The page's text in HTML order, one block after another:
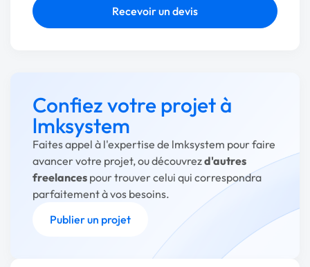
Recevoir un devis
Confiez votre projet à
lmksystem
Faites appel à l'expertise de lmksystem pour faire
avancer votre projet, ou découvrezd'autres
freelances pour trouver celui qui correspondra
parfaitement à vos besoins.
Publier un projet